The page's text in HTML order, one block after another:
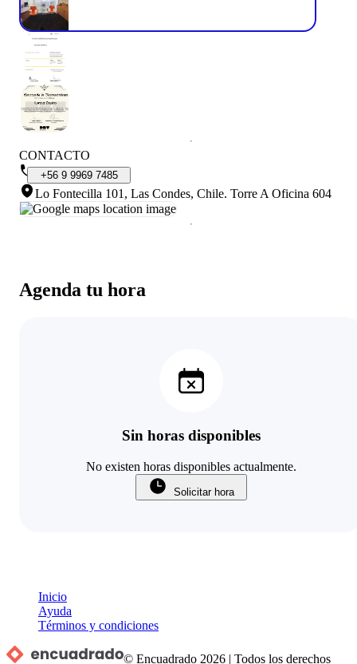
Agenda tu hora
Sin horas disponibles
No existen horas disponibles actualmente.
Solicitar hora
CONTACTO
+56 9 9969 7485
Lo Fontecilla 101, Las Condes, Chile. Torre A Oficina 604
Inicio
Ayuda
Términos y condiciones
© Encuadrado 2026 |Todos los derechos